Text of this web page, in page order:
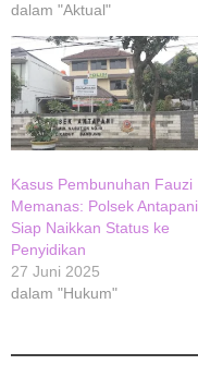
dalam "Aktual"
Kasus Pembunuhan Fauzi
Memanas: Polsek Antapani
Siap Naikkan Status ke
Penyidikan
27 Juni 2025
dalam "Hukum"